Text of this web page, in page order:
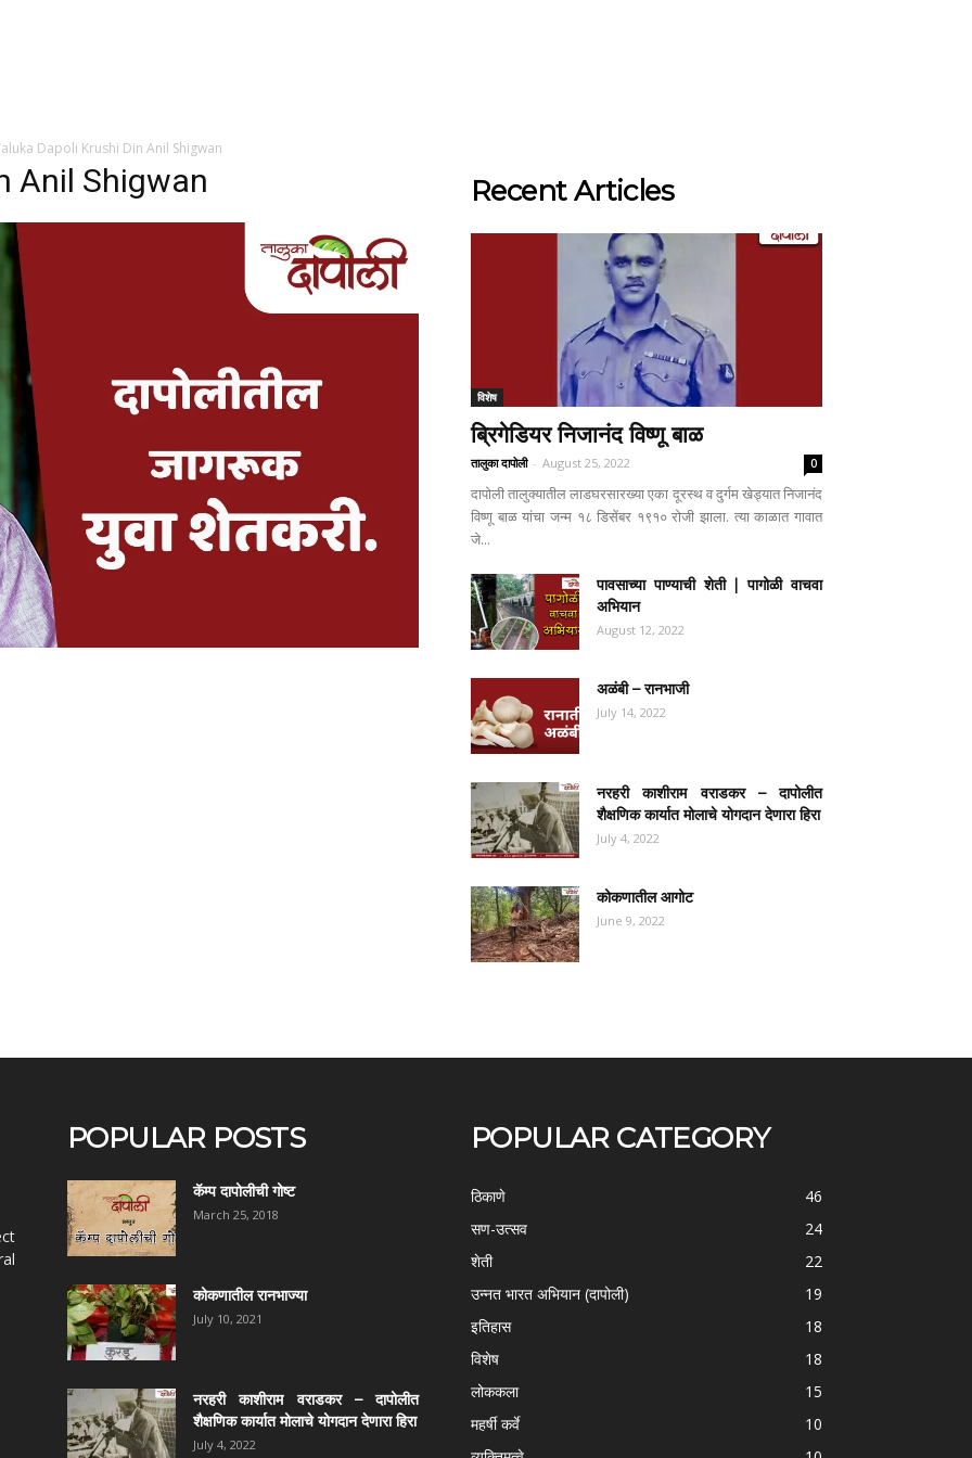
Dapoli Krushi Din Anil Shigwan
Anil Shigwan Recent Articles
विशेष
ब्रिगेडियर निजानंद विष्णू बाळ
तालुका दापोली - August 25, 2022 0
दापोली तालुक्यातील लाडघरसारख्या एका दूरस्थ व दुर्गम खेड्यात निजानंद
विष्णू बाळ यांचा जन्म १८ डिसेंबर १९१० रोजी झाला. त्या काळात गावात
जे...
पावसाच्या पाण्याची शेती | पागोळी वाचवा
अभियान
August 12, 2022
अळंबी – रानभाजी
July 14, 2022
नरहरी काशीराम वराडकर – दापोलीत
शैक्षणिक कार्यात मोलाचे योगदान देणारा हिरा
July 4, 2022
कोकणातील आगोट
June 9, 2022
POPULAR POSTS
कॅम्प दापोलीची गोष्ट
March 25, 2018
कोकणातील रानभाज्या
July 10, 2021
नरहरी काशीराम वराडकर – दापोलीत
शैक्षणिक कार्यात मोलाचे योगदान देणारा हिरा
July 4, 2022
POPULAR CATEGORY
ठिकाणे
46
सण-उत्सव
24
शेती
22
उन्नत भारत अभियान (दापोली)
19
इतिहास
18
विशेष
18
लोककला
15
महर्षी कर्वे
10